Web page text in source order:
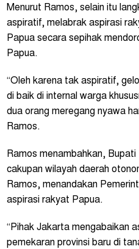
Menurut Ramos, selain itu
aspiratif, melabrak aspirasi
Papua secara sepihak
Papua.
“Oleh karena tak aspiratif,
di baik di internal warga
dua orang meregang nyawa
Ramos.
Ramos menambahkan,
cakupan wilayah daerah
Ramos, menandakan
aspirasi rakyat Papua.
“Pihak Jakarta mengabaikan
pemekaran provinsi baru di